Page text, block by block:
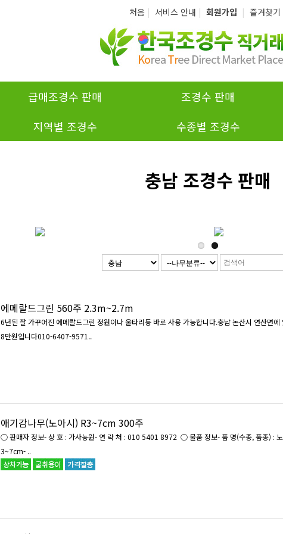
처음 | 서비스 안내 | 회원가입 | 즐겨찾기
급매조경수 판매 조경수 판매
지역별 조경수 수종별 조경수
충남 조경수 판매
에메랄드그린 560주 2.3m~2.7m
6년된 잘 가꾸어진 에메랄드그린 정원이나 울타리등 바로 사용 가능합니다.충남 논산시 연산면에
8만원입니다010-6407-9571..
애기감나무(노아시) R3~7cm 300주
○ 판매자 정보- 상 호 : 가사농원- 연 락 처 : 010 5401 8972 ○ 물품 정보- 품 명(수종, 품종) :
3~7cm- ..